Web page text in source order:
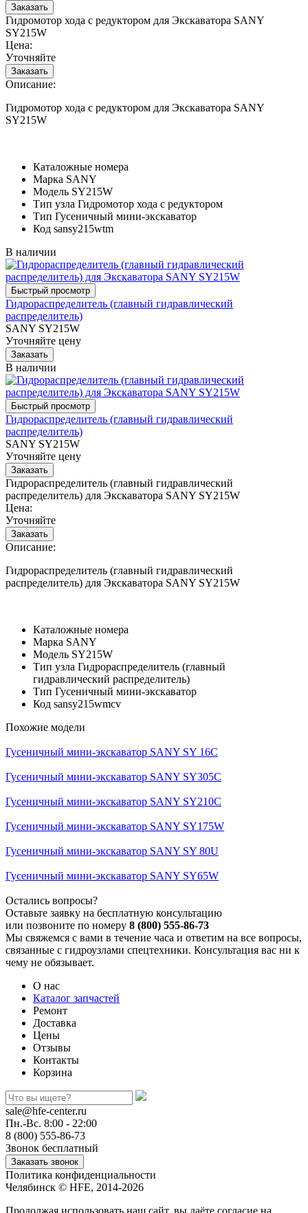
Гидромотор хода с редуктором для Экскаватора SANY
SY215W
Цена:
Уточняйте
Описание:
Гидромотор хода с редуктором для Экскаватора SANY
SY215W
Каталожные номера
Марка SANY
Модель SY215W
Тип узла Гидромотор хода с редуктором
Тип Гусеничный мини-экскаватор
Код sansy215wtm
В наличии
Гидрораспределитель (главный гидравлический
распределитель)
SANY SY215W
Уточняйте цену
В наличии
Гидрораспределитель (главный гидравлический
распределитель)
SANY SY215W
Уточняйте цену
Гидрораспределитель (главный гидравлический
распределитель) для Экскаватора SANY SY215W
Цена:
Уточняйте
Описание:
Гидрораспределитель (главный гидравлический
распределитель) для Экскаватора SANY SY215W
Каталожные номера
Марка SANY
Модель SY215W
Тип узла Гидрораспределитель (главный
гидравлический распределитель)
Тип Гусеничный мини-экскаватор
Код sansy215wmcv
Похожие модели
Гусеничный мини-экскаватор SANY SY 16C
Гусеничный мини-экскаватор SANY SY305C
Гусеничный мини-экскаватор SANY SY210C
Гусеничный мини-экскаватор SANY SY175W
Гусеничный мини-экскаватор SANY SY 80U
Гусеничный мини-экскаватор SANY SY65W
Остались вопросы?
Оставьте заявку на бесплатную консультацию
или позвоните по номеру 8 (800) 555-86-73
Мы свяжемся с вами в течение часа и ответим на все вопросы,
связанные с гидроузлами спецтехники. Консультация вас ни к
чему не обязывает.
О нас
Каталог запчастей
Ремонт
Доставка
Цены
Отзывы
Контакты
Корзина
sale@hfe-center.ru
Пн.-Вс. 8:00 - 22:00
8 (800) 555-86-73
Звонок бесплатный
Политика конфиденциальности
Челябинск © HFE, 2014-2026
Продолжая использовать наш сайт, вы даёте согласие на